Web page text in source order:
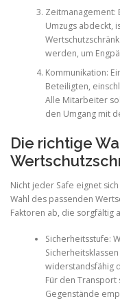
Zeitmanagement:
Umzugs abdeckt,
werden, um
Kommunikation:
Beteiligten,
Alle Mitarbeiter
den Umgang mit
Die richtige
Nicht jeder Safe eignet
Wahl des passenden
Faktoren ab, die sorgfältig
Sicherheitsstufe:
widerstandsfähig
Für den
Gegenstände